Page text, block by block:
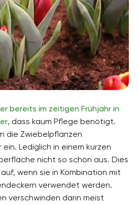
bereits im zeitigen Frühjahr in
, dass kaum Pflege benötigt.
die Zwiebelpflanzen
Lediglich in einem kurzen
nicht so schön aus. Dies
wenn sie in Kombination mit
verwendet werden.
verschwinden darin meist